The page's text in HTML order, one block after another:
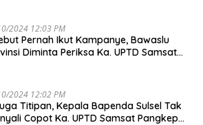
2024 12:03 PM
Pernah Ikut Kampanye, Bawaslu
Diminta Periksa Ka. UPTD Samsat
2024 12:02 PM
Titipan, Kepala Bapenda Sulsel Tak
Copot Ka. UPTD Samsat Pangkep